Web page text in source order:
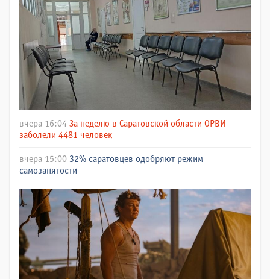
вчера 16:04 За неделю в Саратовской области ОРВИ
заболели 4481 человек
вчера 15:00 32% саратовцев одобряют режим
самозанятости